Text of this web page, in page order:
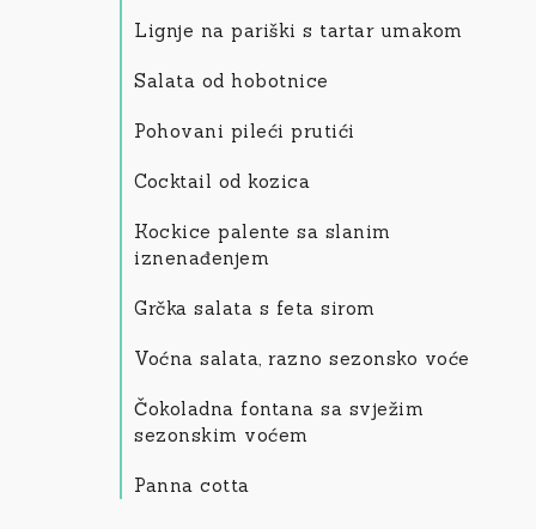
Lignje na pariški s tartar umakom
Salata od hobotnice
Pohovani pileći prutići
Cocktail od kozica
Kockice palente sa slanim
iznenađenjem
Grčka salata s feta sirom
Voćna salata, razno sezonsko voće
Čokoladna fontana sa svježim
sezonskim voćem
Panna cotta